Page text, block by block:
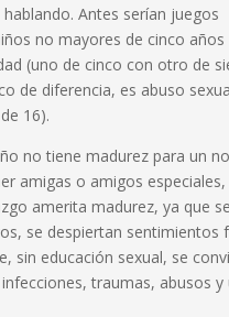
Antes serían juegos
no mayores de cinco años
(uno de cinco con otro de
de diferencia, es abuso
16).
no tiene madurez para un
amigas o amigos
amerita madurez, ya que
se despiertan sentimientos
sin educación sexual, se
traumas, abusos y